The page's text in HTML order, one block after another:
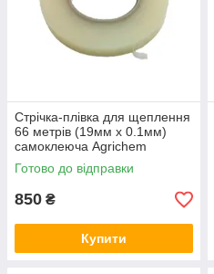
Стрічка-плівка для щеплення
66 метрів (19мм х 0.1мм)
самоклеюча Agrichem
(5030005N) Італія
Готово до відправки
850 ₴
Купити